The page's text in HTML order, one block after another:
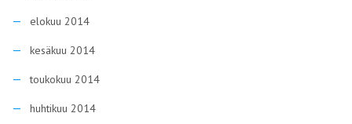
elokuu 2014
kesäkuu 2014
toukokuu 2014
huhtikuu 2014